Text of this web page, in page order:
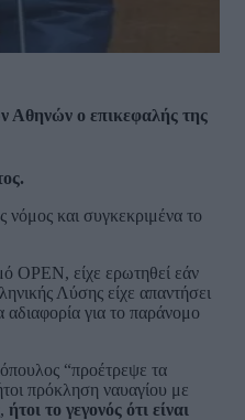
Αθηνών ο επικεφαλής της
και συγκεκριμένα το
OPEN, είχε ερωτηθεί εάν
Λύσης είχε απαντήσει
αδιαφορία για το παράνομο
“προέτρεψε τα
πρόκληση ναυαγίου με
ήτοι το γεγονός ότι είναι